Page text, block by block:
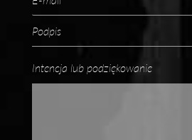
Intencja lub podziękowanie